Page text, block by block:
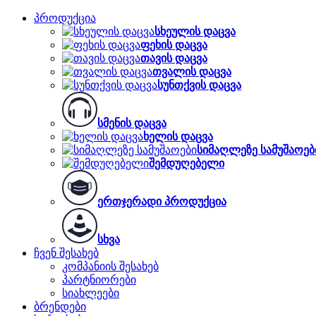
პროდუქცია
სხეულის დაცვა
ფეხის დაცვა
თავის დაცვა
თვალის დაცვა
სუნთქვის დაცვა
სმენის დაცვა
ხელის დაცვა
სიმაღლეზე
შემდუღებელი
ერთჯერადი პროდუქცია
სხვა
ჩვენ შესახებ
კომპანიის შესახებ
პარტნიორები
სიახლეები
ბრენდები